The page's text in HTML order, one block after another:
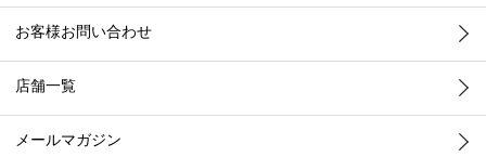
お客様お問い合わせ
店舗一覧
メールマガジン